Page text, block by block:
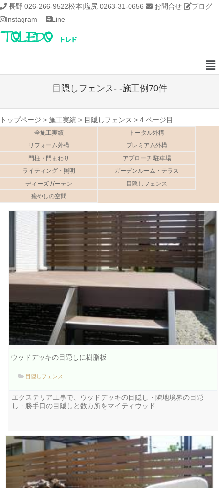
長野 026-266-9522松本|塩尻 0263-31-0656 お問合せ
ブログ
Instagram
Line
目隠しフェンス- -施工例70件
トップページ > 施工実績 > 目隠しフェンス > 4 ページ目
全施工実績
トータル外構
リフォーム外構
プレミアム外構
門柱・門まわり
アプローチ 駐車場
ライティング・照明
ガーデンルーム・テラス
ディーズガーデン
目隠しフェンス
癒やしの空間
ウッドデッキの目隠しに樹脂板
目隠しフェンス
エクステリア工事で、ウッドデッキの目隠し・隣地境界の目隠
し・勝手口の目隠しと数カ所をマイティウッド…